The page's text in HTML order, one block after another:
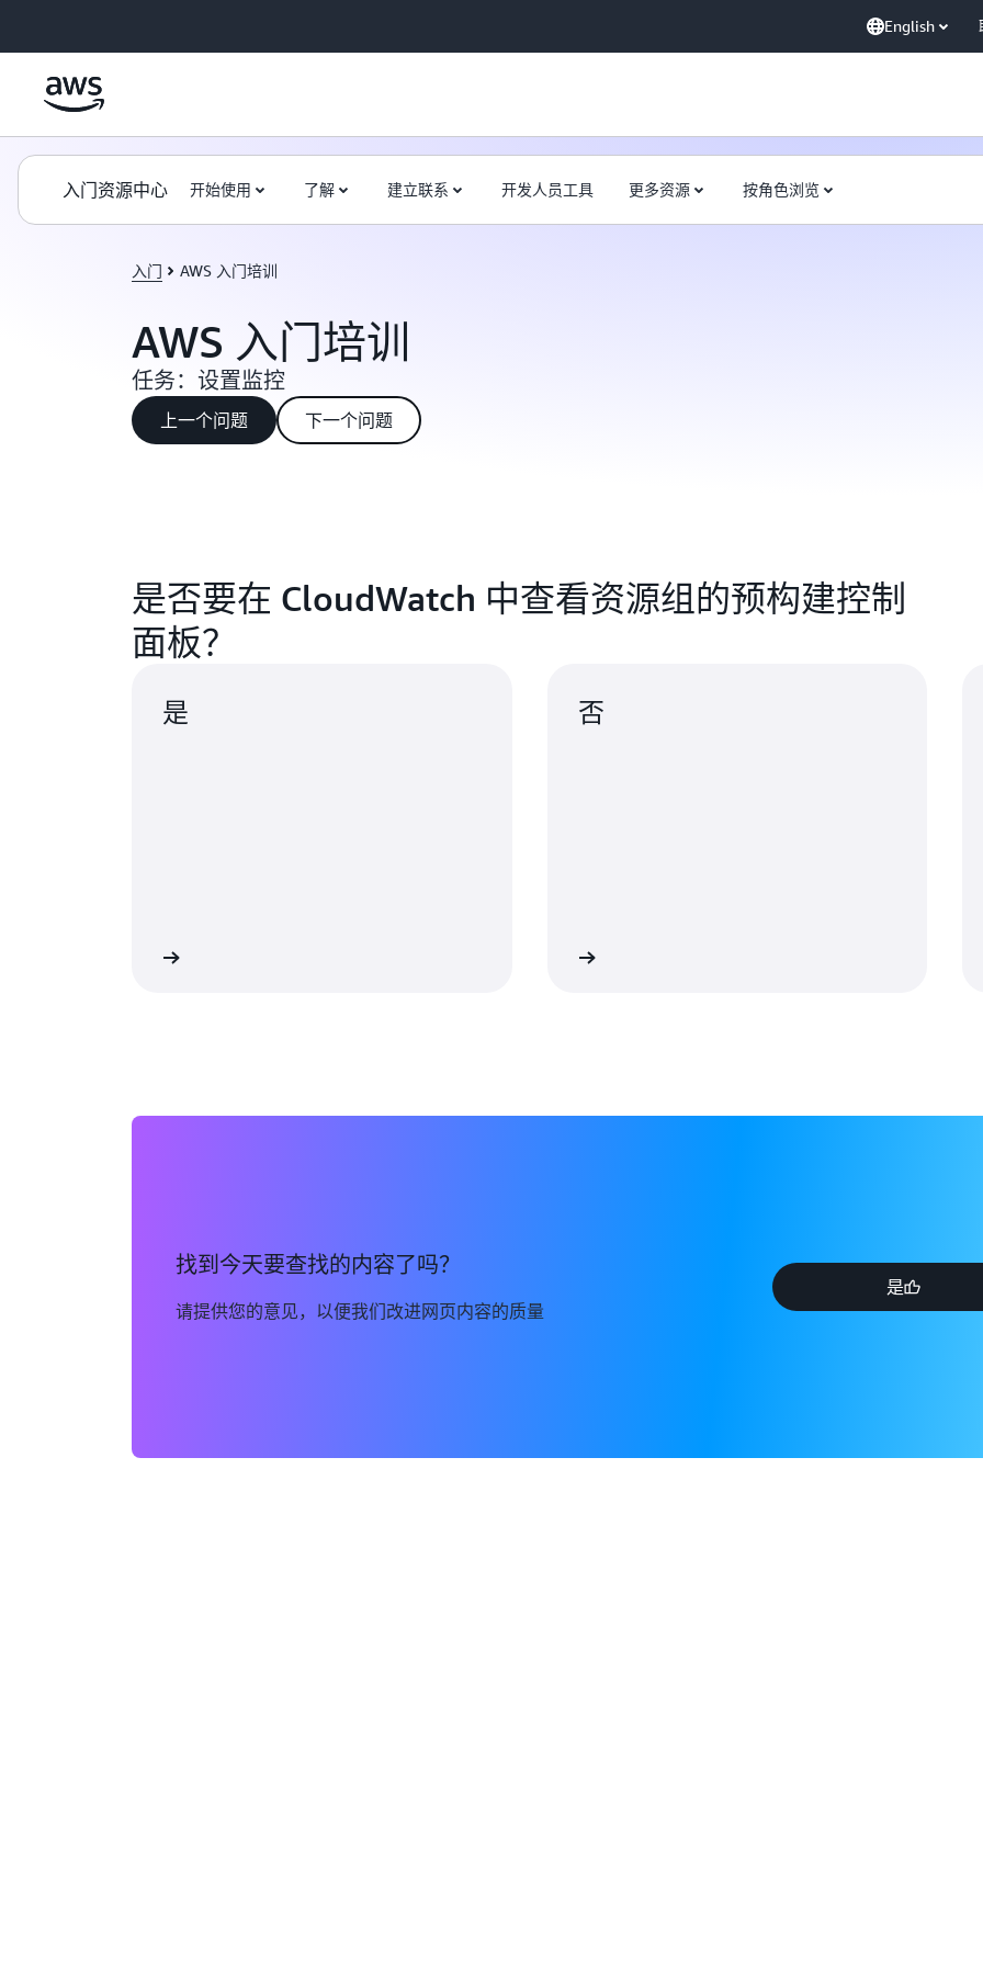
English
入门资源中心 开始使用 了解 建立联系 开发人员工具 更多资源 按角色浏览
入门 AWS 入门培训
AWS 入门培训
任务：设置监控
上一个问题 下一个问题
是否要在 CloudWatch 中查看资源组的预构建控制
面板？
是 否
找到今天要查找的内容了吗？
请提供您的意见，以便我们改进网页内容的质量
是